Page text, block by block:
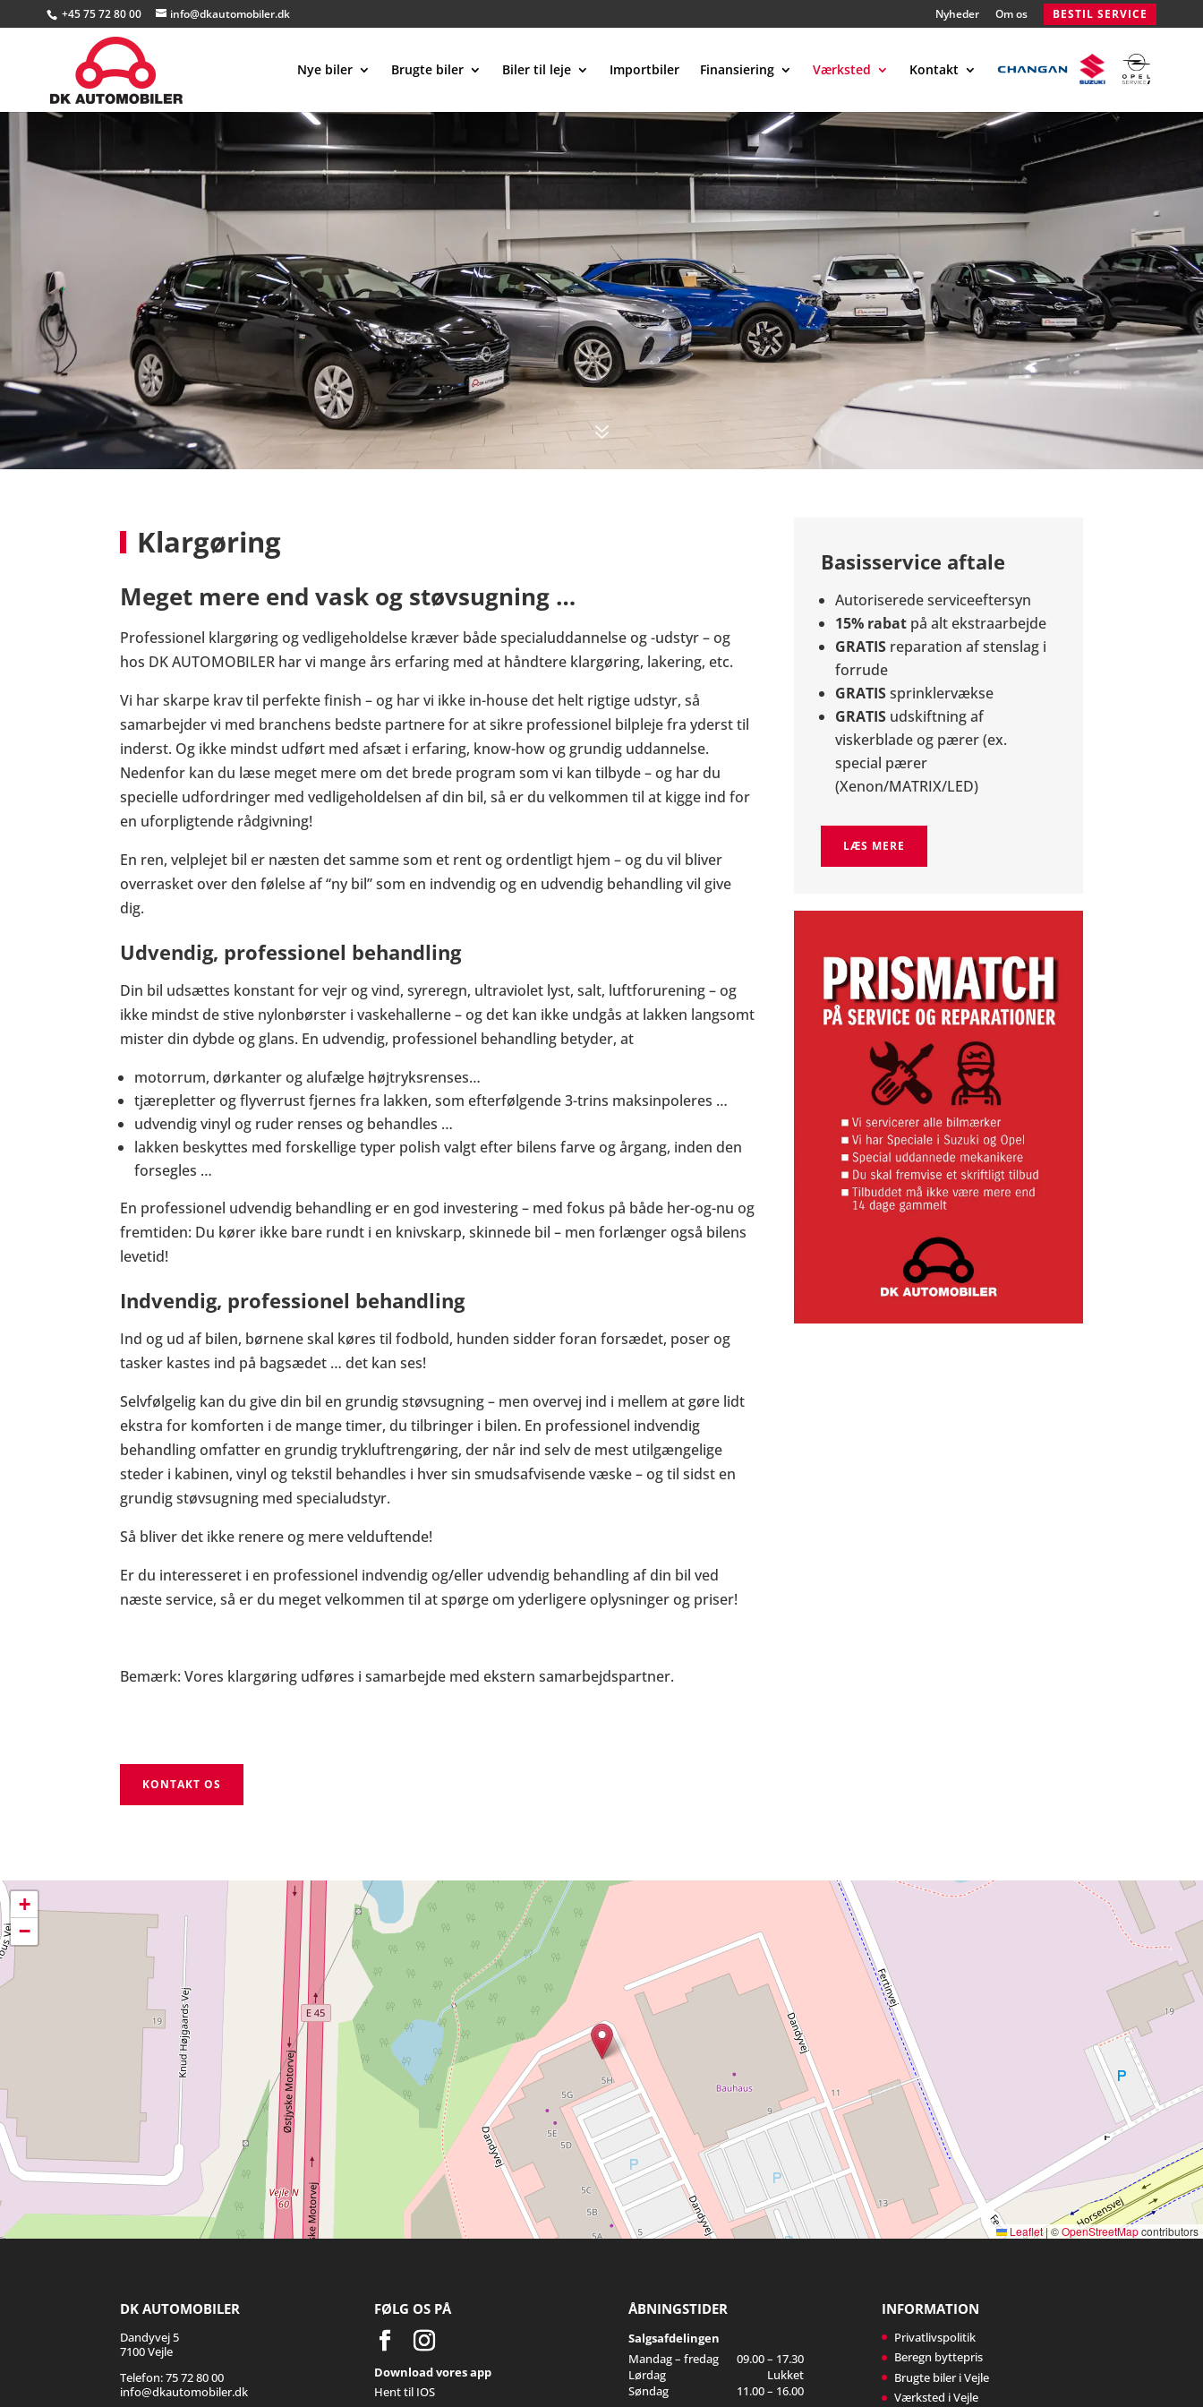
+45 75 72 80 00 info@dkautomobiler.dk Nyheder Om os BESTIL SERVICE
Nye biler Brugte biler Biler til leje Importbiler Finansiering Værksted Kontakt
7
Klargøring
Meget mere end vask og støvsugning …
Professionel klargøring og vedligeholdelse kræver både specialuddannelse og -udstyr – og
hos DK AUTOMOBILER har vi mange års erfaring med at håndtere klargøring, lakering, etc.
Vi har skarpe krav til perfekte finish – og har vi ikke in-house det helt rigtige udstyr, så
samarbejder vi med branchens bedste partnere for at sikre professionel bilpleje fra yderst til
inderst. Og ikke mindst udført med afsæt i erfaring, know-how og grundig uddannelse.
Nedenfor kan du læse meget mere om det brede program som vi kan tilbyde – og har du
specielle udfordringer med vedligeholdelsen af din bil, så er du velkommen til at kigge ind for
en uforpligtende rådgivning!
En ren, velplejet bil er næsten det samme som et rent og ordentligt hjem – og du vil bliver
overrasket over den følelse af “ny bil” som en indvendig og en udvendig behandling vil give
dig.
Udvendig, professionel behandling
Din bil udsættes konstant for vejr og vind, syreregn, ultraviolet lyst, salt, luftforurening – og
ikke mindst de stive nylonbørster i vaskehallerne – og det kan ikke undgås at lakken langsomt
mister din dybde og glans. En udvendig, professionel behandling betyder, at
motorrum, dørkanter og alufælge højtryksrenses…
tjærepletter og flyverrust fjernes fra lakken, som efterfølgende 3-trins maksinpoleres …
udvendig vinyl og ruder renses og behandles …
lakken beskyttes med forskellige typer polish valgt efter bilens farve og årgang, inden den
forsegles …
En professionel udvendig behandling er en god investering – med fokus på både her-og-nu og
fremtiden: Du kører ikke bare rundt i en knivskarp, skinnede bil – men forlænger også bilens
levetid!
Indvendig, professionel behandling
Ind og ud af bilen, børnene skal køres til fodbold, hunden sidder foran forsædet, poser og
tasker kastes ind på bagsædet … det kan ses!
Selvfølgelig kan du give din bil en grundig støvsugning – men overvej ind i mellem at gøre lidt
ekstra for komforten i de mange timer, du tilbringer i bilen. En professionel indvendig
behandling omfatter en grundig trykluftrengøring, der når ind selv de mest utilgængelige
steder i kabinen, vinyl og tekstil behandles i hver sin smudsafvisende væske – og til sidst en
grundig støvsugning med specialudstyr.
Så bliver det ikke renere og mere velduftende!
Er du interesseret i en professionel indvendig og/eller udvendig behandling af din bil ved
næste service, så er du meget velkommen til at spørge om yderligere oplysninger og priser!
Bemærk: Vores klargøring udføres i samarbejde med ekstern samarbejdspartner.
KONTAKT OS
Basisservice aftale
Autoriserede serviceeftersyn
15% rabat på alt ekstraarbejde
GRATIS reparation af stenslag i
forrude
GRATISsprinklervækse
GRATIS udskiftning af
viskerblade og pærer (ex.
special pærer
(Xenon/MATRIX/LED)
LÆS MERE
+
−
Leaflet|©OpenStreetMapcontributors
DK AUTOMOBILER
Dandyvej 5
7100 Vejle
Telefon: 75 72 80 00
info@dkautomobiler.dk
FØLG OS PÅ
Download vores app
Hent til IOS
ÅBNINGSTIDER
Salgsafdelingen
Mandag – fredag
09.00 – 17.30
Lørdag
Lukket
Søndag
11.00 – 16.00
INFORMATION
Privatlivspolitik
Beregn byttepris
Brugte biler i Vejle
Værksted i Vejle